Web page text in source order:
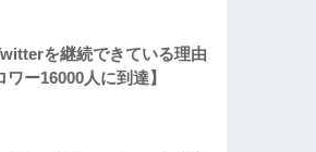
を継続できている理由
ワー16000人に到達】